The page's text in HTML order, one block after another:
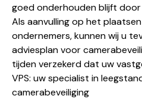
goed onderhouden blijft door
Als aanvulling op het
ondernemers, kunnen wij u
adviesplan voor
tijden verzekerd dat uw
VPS: uw specialist in
camerabeveiliging